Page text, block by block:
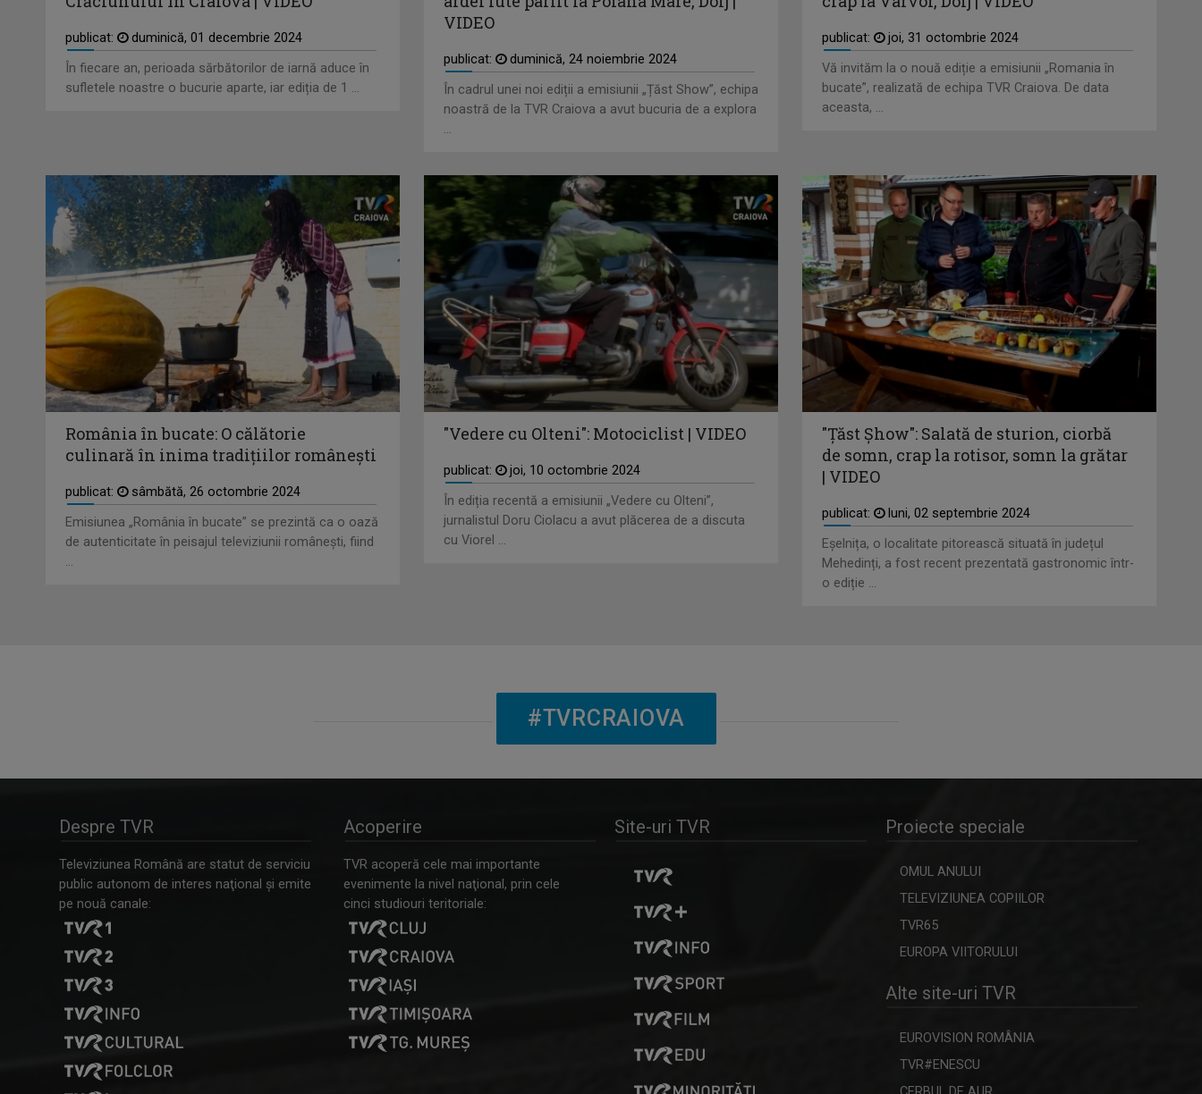
publicat:
duminică, 01 decembrie 2024
În fiecare an, perioada sărbătorilor de iarnă aduce în
sufletele noastre o bucurie aparte, iar ediția de 1 ...
VIDEO
publicat:
duminică, 24 noiembrie 2024
În cadrul unei noi ediții a emisiunii „Țăst Show”, echipa
noastră de la TVR Craiova a avut bucuria de a explora
...
publicat:
joi, 31 octombrie 2024
Vă invităm la o nouă ediție a emisiunii „Romania în
bucate”, realizată de echipa TVR Craiova. De data
aceasta, ...
România în bucate: O călătorie
culinară în inima tradițiilor românești
publicat:
sâmbătă, 26 octombrie 2024
Emisiunea „România în bucate” se prezintă ca o oază
de autenticitate în peisajul televiziunii românești, fiind
...
"Vedere cu Olteni": Motociclist | VIDEO
publicat:
joi, 10 octombrie 2024
În ediția recentă a emisiunii „Vedere cu Olteni”,
jurnalistul Doru Ciolacu a avut plăcerea de a discuta
cu Viorel ...
"Țăst Șhow": Salată de sturion, ciorbă
de somn, crap la rotisor, somn la grătar
| VIDEO
publicat:
luni, 02 septembrie 2024
Eșelnița, o localitate pitorească situată în județul
Mehedinți, a fost recent prezentată gastronomic într-
o ediție ...
#TVRCRAIOVA
Despre TVR
Televiziunea Română are statut de serviciu
public autonom de interes naţional şi emite
pe nouă canale:
Acoperire
TVR acoperă cele mai importante
evenimente la nivel naţional, prin cele
cinci studiouri teritoriale:
Site-uri TVR Proiecte speciale
OMUL ANULUI
TELEVIZIUNEA COPIILOR
TVR65
EUROPA VIITORULUI
Alte site-uri TVR
EUROVISION ROMÂNIA
TVR#ENESCU